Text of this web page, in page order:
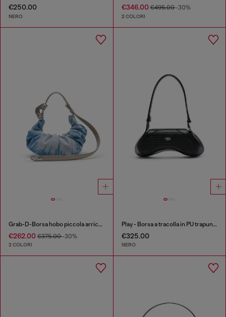
€250.00
NERO
€346.00€495.00-30%
2 COLORI
Grab-D-Borsa hobo piccola arricciata in satin denim
€262.00 €375.00-30%
2 COLORI
Play - Borsa a tracolla in PU trapuntato e traforato
€325.00
NERO